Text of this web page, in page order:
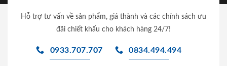
Hỗ trợ tư vấn về sản phẩm, giá thành và các chính sách ưu
đãi chiết khấu cho khách hàng 24/7!
0933.707.707 0834.494.494